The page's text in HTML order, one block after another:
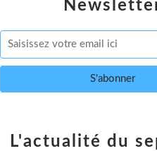
L'actualité du